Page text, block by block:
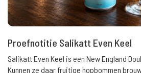
Proefnotitie Salikatt Even Keel
Salikatt Even Keel is een New England
Kunnen ze daar fruitige hopbommen